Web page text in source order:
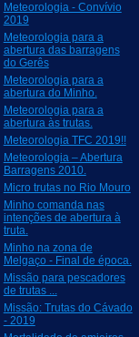
Meteorologia - Convívio
2019
Meteorologia para a
abertura das barragens
do Gerês
Meteorologia para a
abertura do Minho.
Meteorologia para a
abertura às trutas.
Meteorologia TFC 2019!!
Meteorologia – Abertura
Barragens 2010.
Micro trutas no Rio Mouro
Minho comanda nas
intenções de abertura à
truta.
Minho na zona de
Melgaço - Final de época.
Missão para pescadores
de trutas ...
Missão: Trutas do Cávado
- 2019